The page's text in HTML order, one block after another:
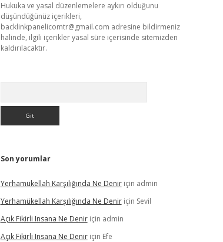
Hukuka ve yasal düzenlemelere aykırı olduğunu
düşündüğünüz içerikleri,
backlinkpanelicomtr@gmail.com adresine bildirmeniz
halinde, ilgili içerikler yasal süre içerisinde sitemizden
kaldırılacaktır.
Son yorumlar
Yerhamükellah Karşılığında Ne Deniriçin admin
Yerhamükellah Karşılığında Ne Deniriçin Sevil
Açık Fikirli Insana Ne Deniriçin admin
Açık Fikirli Insana Ne Deniriçin Efe